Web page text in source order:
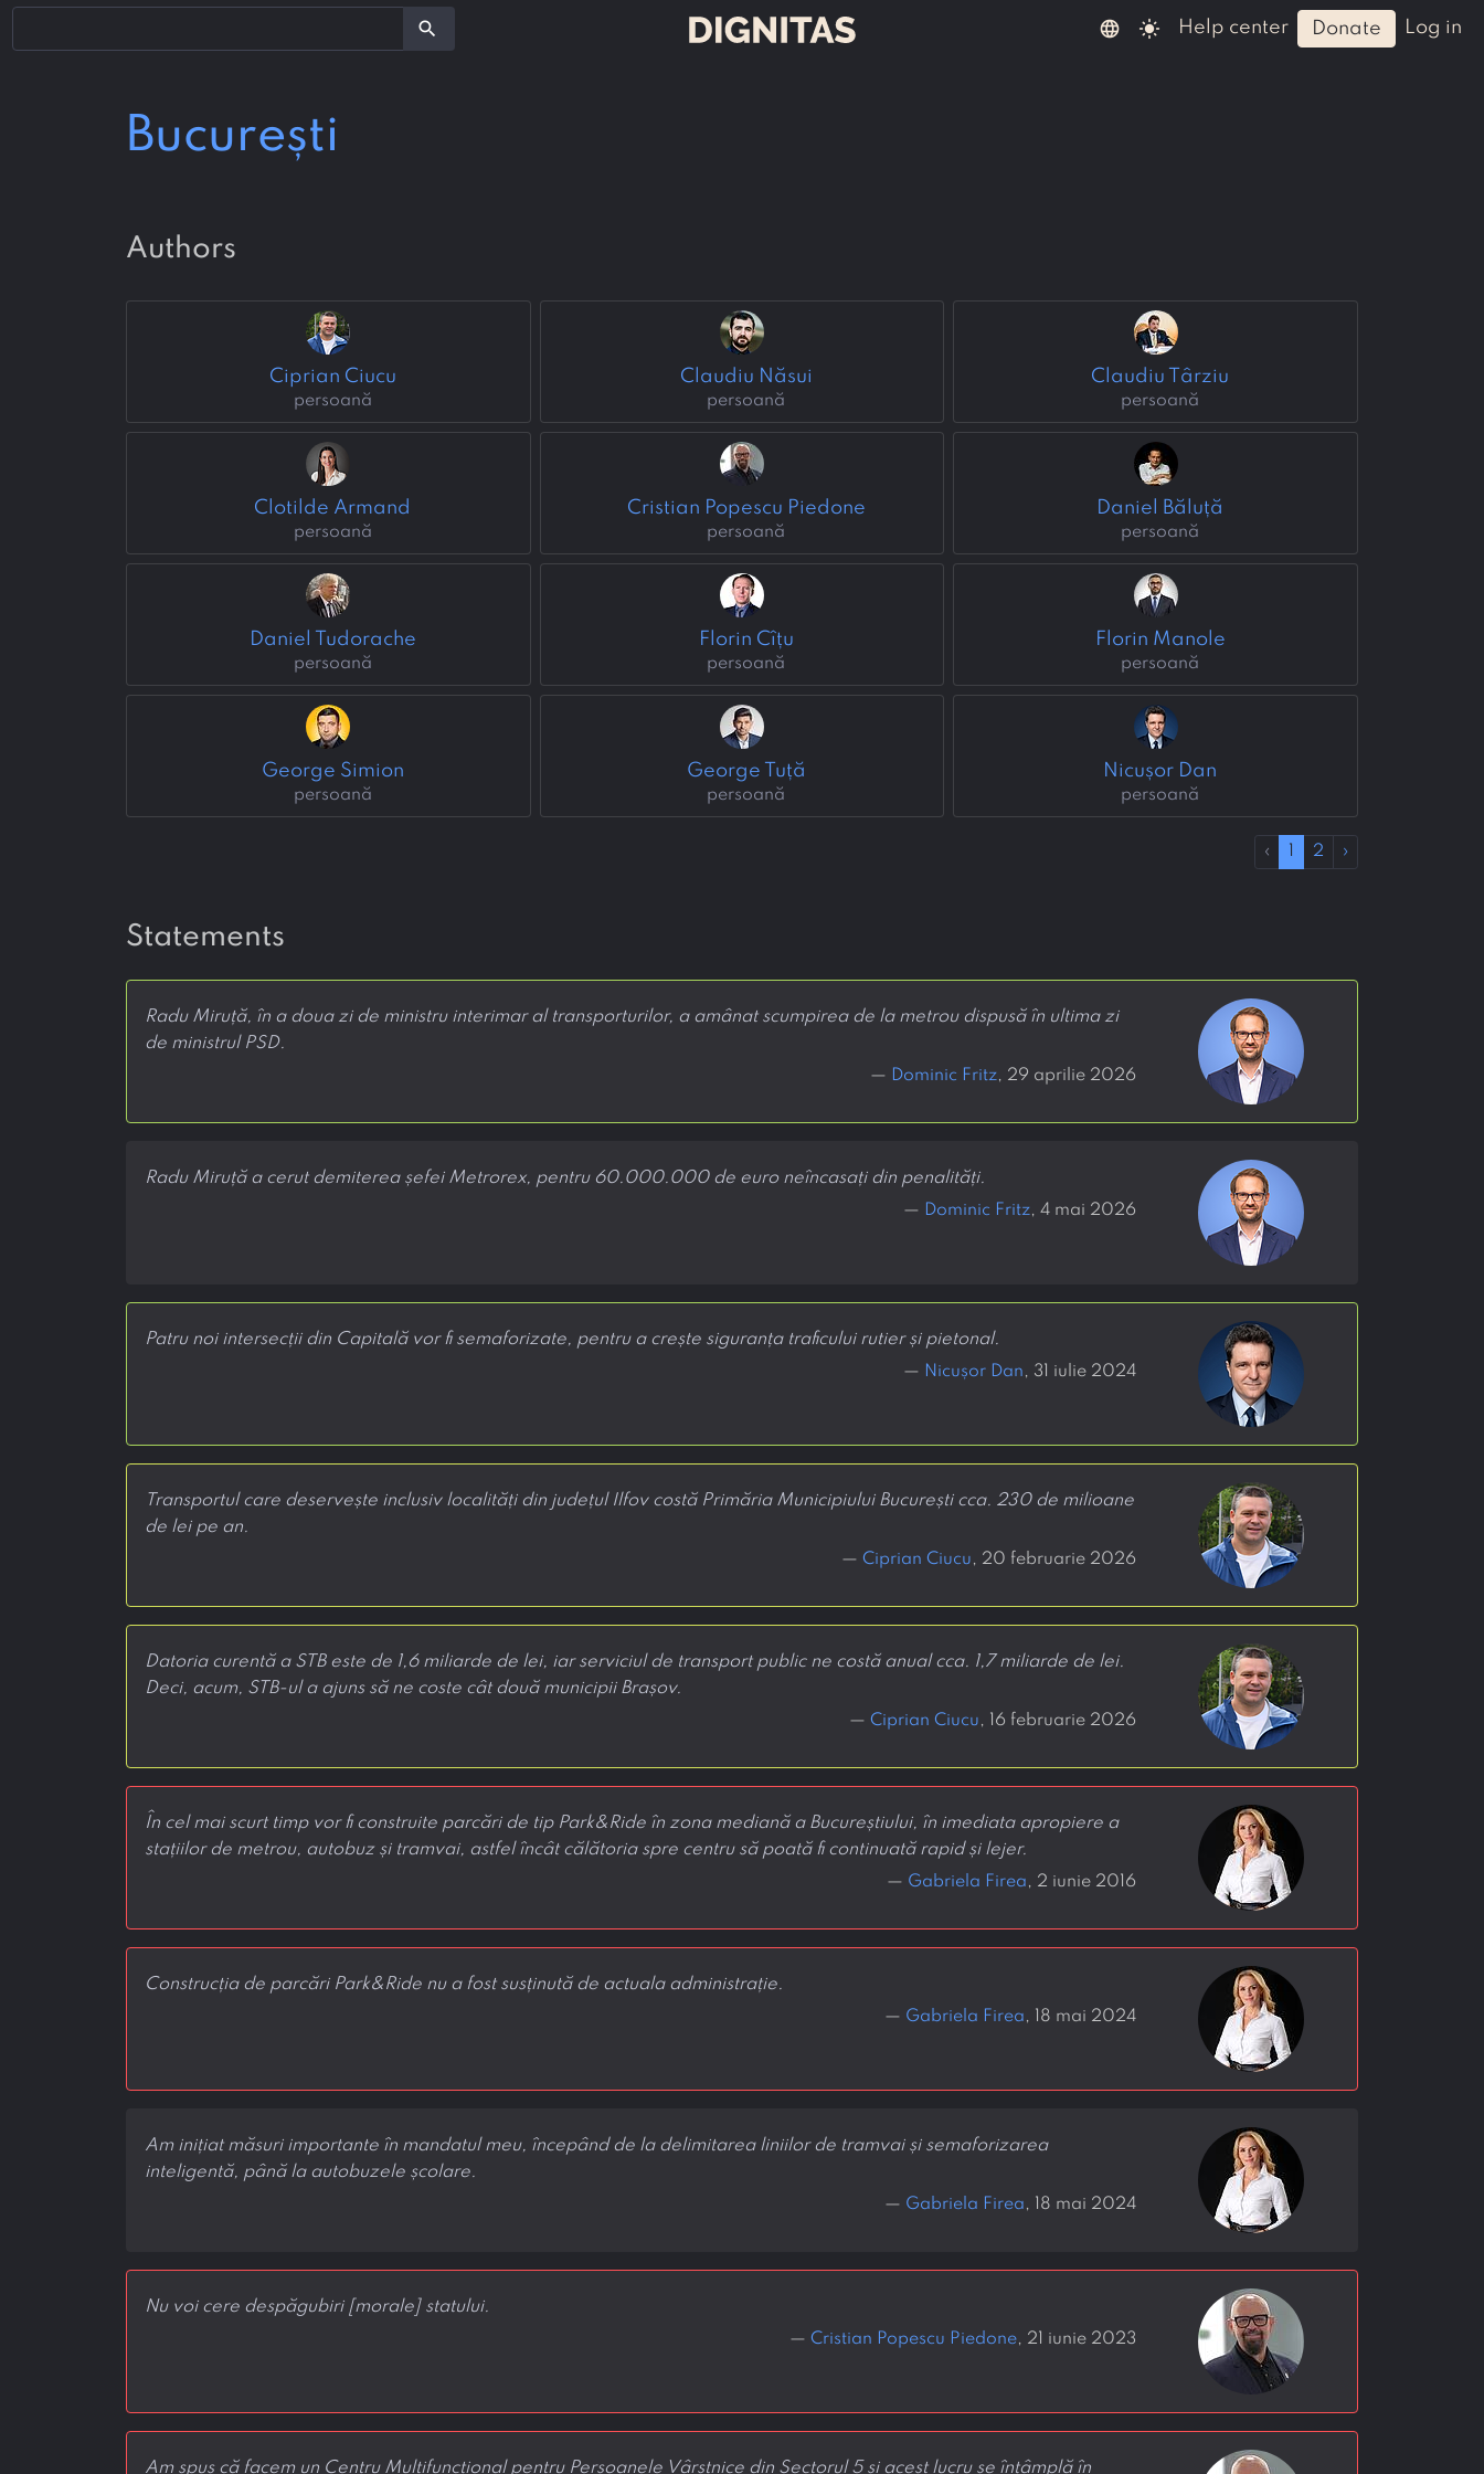
search language light_mode help center donate log in
București
authors
Ciprian Ciucu
persoană
Claudiu Năsui
persoană
Claudiu Târziu
persoană
Clotilde Armand
persoană
Cristian Popescu Piedone
persoană
Daniel Băluță
persoană
Daniel Tudorache
persoană
Florin Cîțu
persoană
Florin Manole
persoană
George Simion
persoană
George Tuță
persoană
Nicușor Dan
persoană
‹ 2 ›
statements
Radu Miruță, în a doua zi de ministru interimar al transporturilor, a amânat scumpirea de la metrou dispusă în ultima zi
de ministrul PSD.
— Dominic Fritz, 29 aprilie 2026
Radu Miruță a cerut demiterea șefei Metrorex, pentru 60.000.000 de euro neîncasați din penalități.
— Dominic Fritz, 4 mai 2026
Patru noi intersecții din Capitală vor fi semaforizate, pentru a crește siguranța traficului rutier și pietonal.
— Nicușor Dan, 31 iulie 2024
Transportul care deservește inclusiv localități din județul Ilfov costă Primăria Municipiului București cca. 230 de milioane
de lei pe an.
— Ciprian Ciucu, 20 februarie 2026
Datoria curentă a STB este de 1,6 miliarde de lei, iar serviciul de transport public ne costă anual cca. 1,7 miliarde de lei.
Deci, acum, STB-ul a ajuns să ne coste cât două municipii Brașov.
— Ciprian Ciucu, 16 februarie 2026
În cel mai scurt timp vor fi construite parcări de tip Park&Ride în zona mediană a Bucureștiului, în imediata apropiere a
stațiilor de metrou, autobuz și tramvai, astfel încât călătoria spre centru să poată fi continuată rapid și lejer.
— Gabriela Firea, 2 iunie 2016
Construcția de parcări Park&Ride nu a fost susținută de actuala administrație.
— Gabriela Firea, 18 mai 2024
Am inițiat măsuri importante în mandatul meu, începând de la delimitarea liniilor de tramvai și semaforizarea
inteligentă, până la autobuzele școlare.
— Gabriela Firea, 18 mai 2024
Nu voi cere despăgubiri [morale] statului.
— Cristian Popescu Piedone, 21 iunie 2023
Am spus că facem un Centru Multifuncțional pentru Persoanele Vârstnice din Sectorul 5 și acest lucru se întâmplă în